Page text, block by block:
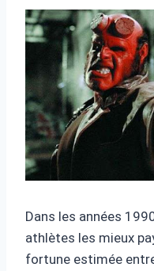
Dans les années
athlètes les mieux
fortune estimée